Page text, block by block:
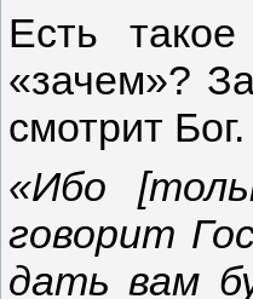
Есть
«зачем»?
смотрит Бог.
«Ибо
говорит
дать вам